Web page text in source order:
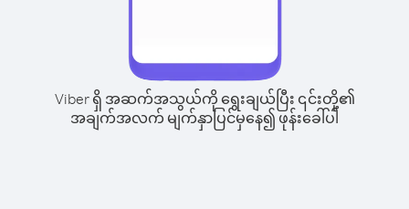
Viber ရှိ အဆက်အသွယ်ကို ရွေးချယ်ပြီး ၎င်းတို့၏
အချက်အလက် မျက်နှာပြင်မှနေ၍ ဖုန်းခေါ်ပါ